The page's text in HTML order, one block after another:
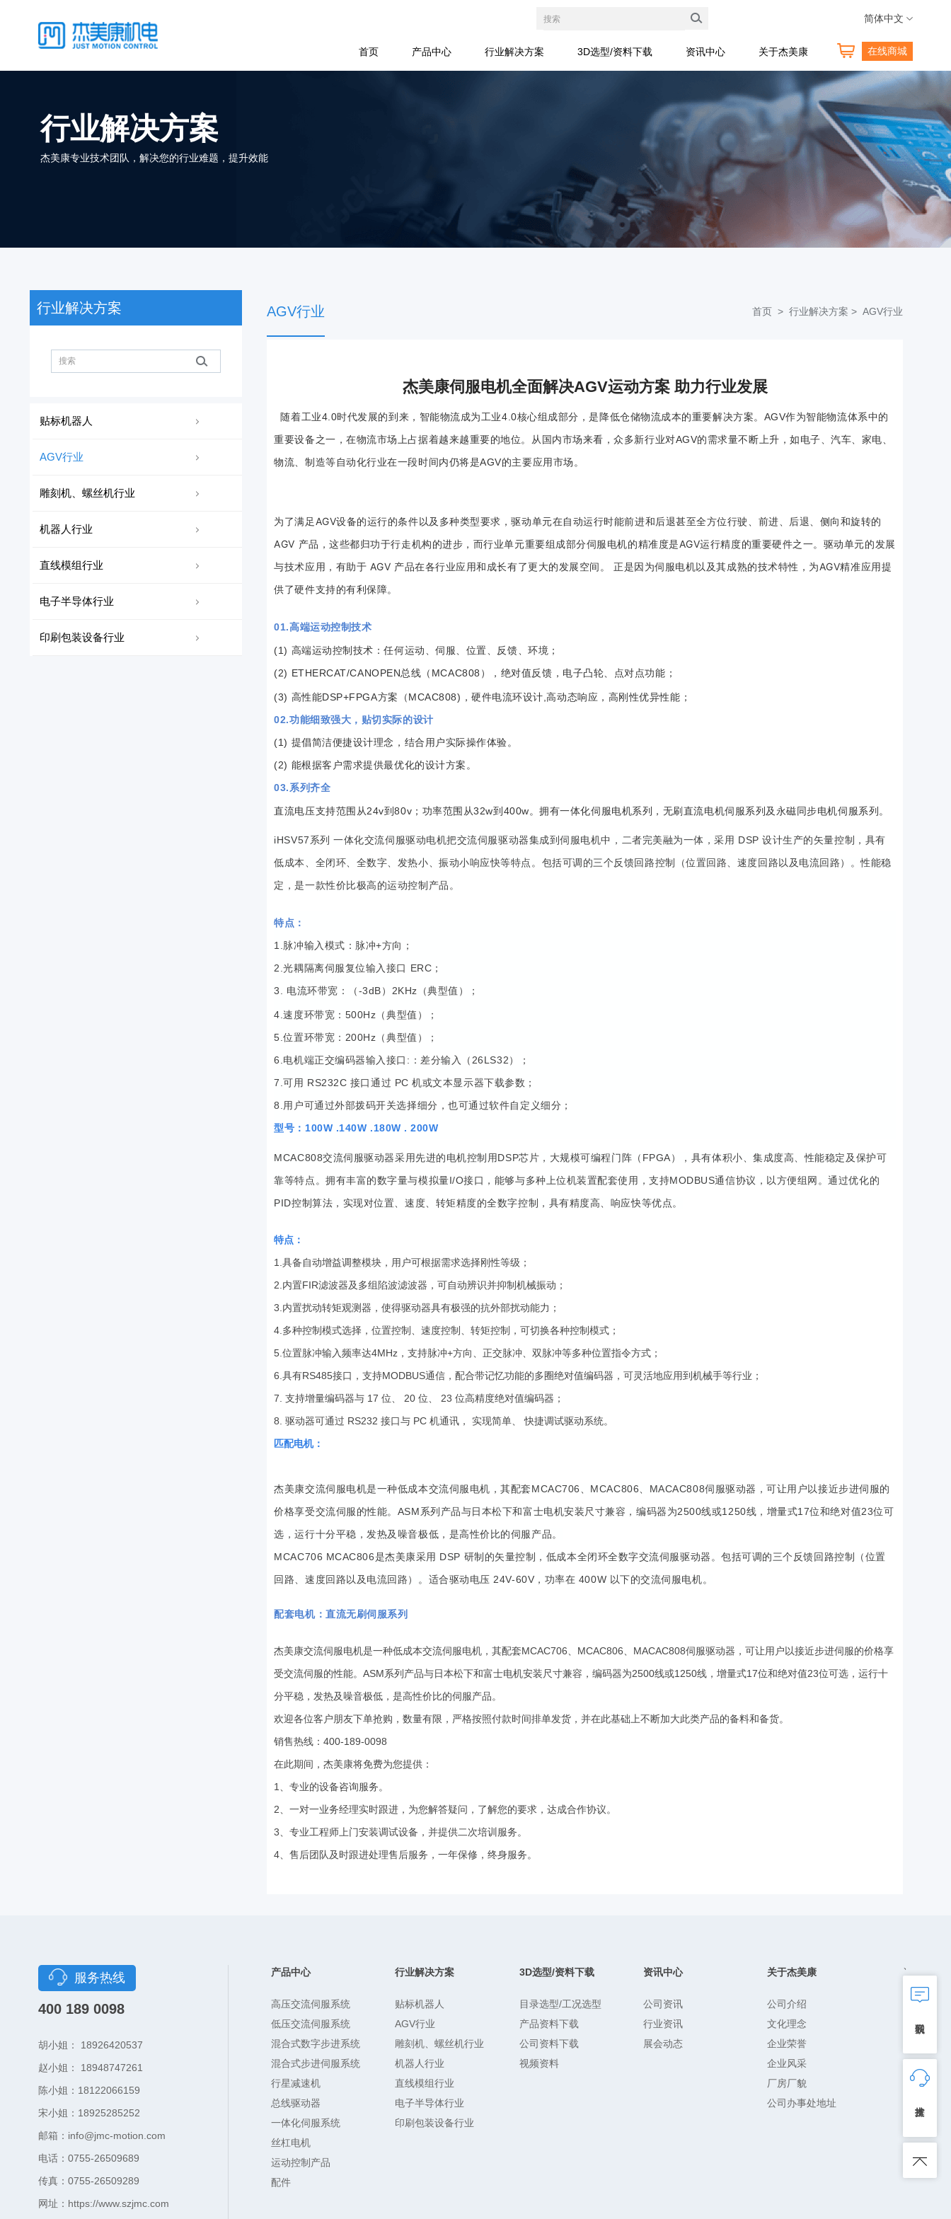
简体中文
首页 产品中心 行业解决方案 3D选型/资料下载 资讯中心 关于杰美康 在线商城
行业解决方案
杰美康专业技术团队，解决您的行业难题，提升效能
行业解决方案
贴标机器人
AGV行业
雕刻机、螺丝机行业
机器人行业
直线模组行业
电子半导体行业
印刷包装设备行业
AGV行业 首页 > 行业解决方案 > AGV行业
杰美康伺服电机全面解决AGV运动方案 助力行业发展
随着工业4.0时代发展的到来，智能物流成为工业4.0核心组成部分，是降低仓储物流成本的重要解决方案。AGV作为智能物流体系中的
重要设备之一，在物流市场上占据着越来越重要的地位。从国内市场来看，众多新行业对AGV的需求量不断上升，如电子、汽车、家电、
物流、制造等自动化行业在一段时间内仍将是AGV的主要应用市场。
为了满足AGV设备的运行的条件以及多种类型要求，驱动单元在自动运行时能前进和后退甚至全方位行驶、前进、后退、侧向和旋转的
AGV 产品，这些都归功于行走机构的进步，而行业单元重要组成部分伺服电机的精准度是AGV运行精度的重要硬件之一。驱动单元的发展
与技术应用，有助于 AGV 产品在各行业应用和成长有了更大的发展空间。 正是因为伺服电机以及其成熟的技术特性，为AGV精准应用提
供了硬件支持的有利保障。
01.高端运动控制技术
(1) 高端运动控制技术：任何运动、伺服、位置、反馈、环境；
(2) ETHERCAT/CANOPEN总线（MCAC808），绝对值反馈，电子凸轮、点对点功能；
(3) 高性能DSP+FPGA方案（MCAC808)，硬件电流环设计,高动态响应，高刚性优异性能；
02.功能细致强大，贴切实际的设计
(1) 提倡简洁便捷设计理念，结合用户实际操作体验。
(2) 能根据客户需求提供最优化的设计方案。
03.系列齐全
直流电压支持范围从24v到80v；功率范围从32w到400w。拥有一体化伺服电机系列，无刷直流电机伺服系列及永磁同步电机伺服系列。
iHSV57系列 一体化交流伺服驱动电机把交流伺服驱动器集成到伺服电机中，二者完美融为一体，采用 DSP 设计生产的矢量控制，具有
低成本、全闭环、全数字、发热小、振动小响应快等特点。包括可调的三个反馈回路控制（位置回路、速度回路以及电流回路）。性能稳
定，是一款性价比极高的运动控制产品。
特点：
1.脉冲输入模式：脉冲+方向；
2.光耦隔离伺服复位输入接口 ERC；
3.
电流环带宽：（-3dB）2KHz（典型值）；
4.速度环带宽：500Hz（典型值）；
5.位置环带宽：200Hz（典型值）；
6.电机端正交编码器输入接口:：差分输入（26LS32）；
7.可用 RS232C 接口通过 PC 机或文本显示器下载参数；
8.用户可通过外部拨码开关选择细分，也可通过软件自定义细分；
型号：100W .140W .180W . 200W
MCAC808交流伺服驱动器采用先进的电机控制用DSP芯片，大规模可编程门阵（FPGA），具有体积小、集成度高、性能稳定及保护可
靠等特点。拥有丰富的数字量与模拟量I/O接口，能够与多种上位机装置配套使用，支持MODBUS通信协议，以方便组网。通过优化的
PID控制算法，实现对位置、速度、转矩精度的全数字控制，具有精度高、响应快等优点。
特点：
1.具备自动增益调整模块，用户可根据需求选择刚性等级；
2.内置FIR滤波器及多组陷波滤波器，可自动辨识并抑制机械振动；
3.内置扰动转矩观测器，使得驱动器具有极强的抗外部扰动能力；
4.多种控制模式选择，位置控制、速度控制、转矩控制，可切换各种控制模式；
5.位置脉冲输入频率达4MHz，支持脉冲+方向、正交脉冲、双脉冲等多种位置指令方式；
6.具有RS485接口，支持MODBUS通信，配合带记忆功能的多圈绝对值编码器，可灵活地应用到机械手等行业；
7. 支持增量编码器与 17 位、 20 位、 23 位高精度绝对值编码器；
8. 驱动器可通过 RS232 接口与 PC 机通讯， 实现简单、 快捷调试驱动系统。
匹配电机：
杰美康交流伺服电机是一种低成本交流伺服电机，其配套MCAC706、MCAC806、MACAC808伺服驱动器，可让用户以接近步进伺服的
价格享受交流伺服的性能。ASM系列产品与日本松下和富士电机安装尺寸兼容，编码器为2500线或1250线，增量式17位和绝对值23位可
选，运行十分平稳，发热及噪音极低，是高性价比的伺服产品。
MCAC706 MCAC806是杰美康采用 DSP 研制的矢量控制，低成本全闭环全数字交流伺服驱动器。包括可调的三个反馈回路控制（位置
回路、速度回路以及电流回路）。适合驱动电压 24V-60V，功率在 400W 以下的交流伺服电机。
配套电机：直流无刷伺服系列
杰美康交流伺服电机是一种低成本交流伺服电机，其配套MCAC706、MCAC806、MACAC808伺服驱动器，可让用户以接近步进伺服的价格享
受交流伺服的性能。ASM系列产品与日本松下和富士电机安装尺寸兼容，编码器为2500线或1250线，增量式17位和绝对值23位可选，运行十
分平稳， 发热及噪音极低，是高性价比的伺服产品。
欢迎各位客户朋友下单抢购，数量有限，严格按照付款时间排单发货，并在此基础上不断加大此类产品的备料和备货。
销售热线：400-189-0098
在此期间，杰美康将免费为您提供：
1、专业的设备咨询服务。
2、一对一业务经理实时跟进，为您解答疑问，了解您的要求，达成合作协议。
3、专业工程师上门安装调试设备，并提供二次培训服务。
4、售后团队及时跟进处理售后服务，一年保修，终身服务。
服务热线
400 189 0098
胡小姐： 18926420537
赵小姐： 18948747261
陈小姐：18122066159
宋小姐：18925285252
邮箱：info@jmc-motion.com
电话：0755-26509689
传真：0755-26509289
网址：https://www.szjmc.com
产品中心
高压交流伺服系统
低压交流伺服系统
混合式数字步进系统
混合式步进伺服系统
行星减速机
总线驱动器
一体化伺服系统
丝杠电机
运动控制产品
配件
行业解决方案
贴标机器人
AGV行业
雕刻机、螺丝机行业
机器人行业
直线模组行业
电子半导体行业
印刷包装设备行业
3D选型/资料下载
目录选型/工况选型
产品资料下载
公司资料下载
视频资料
资讯中心
公司资讯
行业资讯
展会动态
关于杰美康
公司介绍
文化理念
企业荣誉
企业风采
厂房厂貌
公司办事处地址